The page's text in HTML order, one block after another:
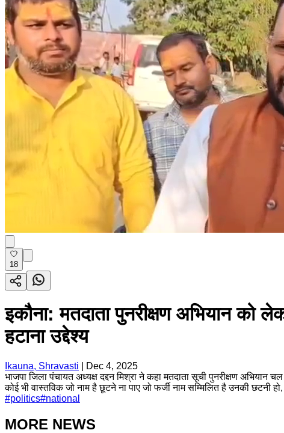
18
इकौना: मतदाता पुनरीक्षण अभियान को
हटाना उद्देश्य
Ikauna, Shravasti
Dec 4, 2025
भाजपा जिला पंचायत अध्यक्ष दद्दन मिश्रा ने कहा मतदाता सूची पुनरीक्षण
कोई भी वास्तविक जो नाम है छूटने ना पाए जो फर्जी नाम सम्मिलित है उनकी छटनी
#politics#national
MORE NEWS